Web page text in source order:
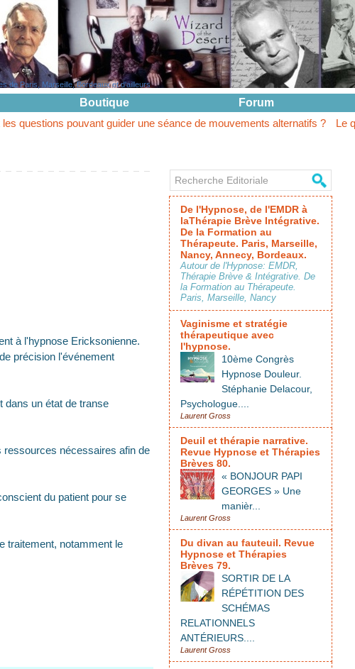
de Paris, Marseille, Bordeaux et d'ailleurs
Boutique
Forum
pouvant guider une séance de mouvements alternatifs ?
Le
à l'hypnose Ericksonienne.
précision l'événement
dans un état de transe
ressources nécessaires afin de
du patient pour se
traitement, notamment le
De l'Hypnose, de l'EMDR à
laThérapie Brève Intégrative.
De la Formation au
Thérapeute. Paris, Marseille,
Nancy, Annecy, Bordeaux.
Autour de l'Hypnose: EMDR,
Thérapie Brève & Intégrative. De
la Formation au Thérapeute.
Paris, Marseille, Nancy
Vaginisme et stratégie
thérapeutique avec
l'hypnose.
10ème Congrès
Hypnose Douleur.
Stéphanie Delacour,
Psychologue....
Laurent Gross
Deuil et thérapie narrative.
Revue Hypnose et Thérapies
Brèves 80.
« BONJOUR PAPI
GEORGES » Une
manièr...
Laurent Gross
Du divan au fauteuil. Revue
Hypnose et Thérapies
Brèves 79.
SORTIR DE LA
RÉPÉTITION DES
SCHÉMAS
RELATIONNELS
ANTÉRIEURS....
Laurent Gross